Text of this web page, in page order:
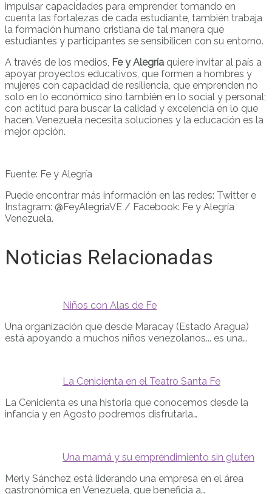
impulsar capacidades para emprender, tomando en
cuenta las fortalezas de cada estudiante, también trabaja
la formación humano cristiana de tal manera que
estudiantes y participantes se sensibilicen con su entorno.
A través de los medios, Fe y Alegría quiere invitar al país a
apoyar proyectos educativos, que formen a hombres y
mujeres con capacidad de resiliencia, que emprenden no
solo en lo económico sino también en lo social y personal;
con actitud para buscar la calidad y excelencia en lo que
hacen. Venezuela necesita soluciones y la educación es la
mejor opción.
Fuente: Fe y Alegría
Puede encontrar más información en las redes: Twitter e
Instagram: @FeyAlegriaVE / Facebook: Fe y Alegría
Venezuela.
Noticias Relacionadas
Niños con Alas de Fe
Una organización que desde Maracay (Estado Aragua)
está apoyando a muchos niños venezolanos... es una…
La Cenicienta en el Teatro Santa Fe
La Cenicienta es una historia que conocemos desde la
infancia y en Agosto podremos disfrutarla…
Una mamá y su emprendimiento sin gluten
Merly Sánchez está liderando una empresa en el área
gastronómica en Venezuela, que beneficia a…